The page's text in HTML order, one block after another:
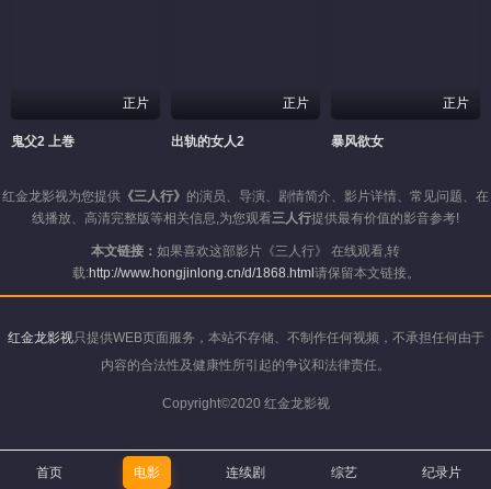
正片
鬼父2 上巻
正片
出轨的女人2
正片
暴风欲女
红金龙影视为您提供 《三人行》 的演员、导演、剧情简介、影片详情、常见问题、在
线播放、高清完整版等相关信息,为您观看三人行提供最有价值的影音参考!
本文链接： 如果喜欢这部影片《三人行》 在线观看,转
载:http://www.hongjinlong.cn/d/1868.html 请保留本文链接。
红金龙影视只提供WEB页面服务，本站不存储、不制作任何视频，不承担任何由于
内容的合法性及健康性所引起的争议和法律责任。
Copyright©2020 红金龙影视
首页 电影 连续剧 综艺 纪录片